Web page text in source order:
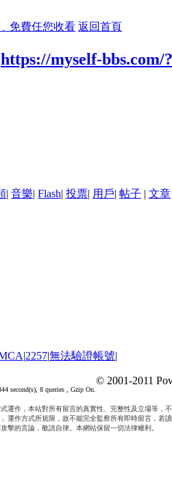
免費任您收看 返回首頁
https://myself-bbs.com/
| 音樂| Flash| 投票| 用戶| 帖子 | 文章
|2257|無法驗證帳號|
second(s), 8 queries , Gzip On.
© 2001-2011
運作，本站對所有留言的真實性、完整性及立場等
運作方式所規限，故不能完全監察所有即時留言，
擊的言論，敬請自律。本網站保留一切法律權利。